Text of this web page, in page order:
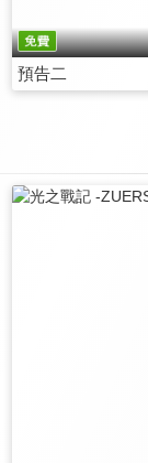
預告二